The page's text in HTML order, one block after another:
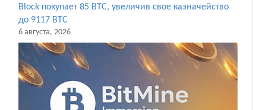
Block покупает 85 BTC, увеличив свое казначейство
до 9117 BTC
6 августа, 2026